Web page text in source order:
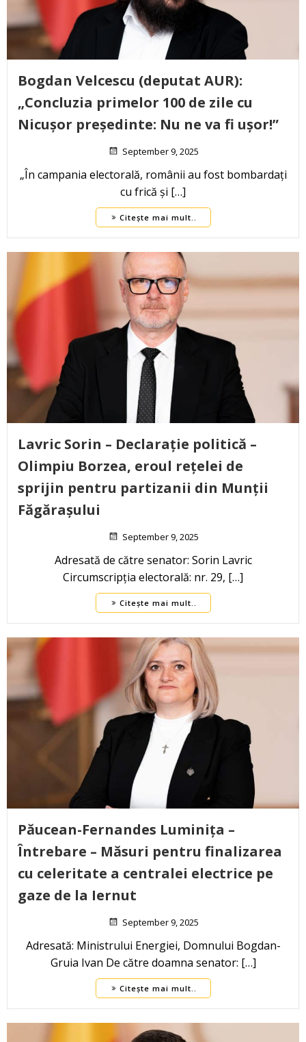
Bogdan Velcescu (deputat AUR):
„Concluzia primelor 100 de zile cu
Nicușor președinte: Nu ne va fi ușor!”
September 9, 2025
„În campania electorală, românii au fost bombardați
cu frică și […]
Citește mai mult..
Lavric Sorin – Declarație politică –
Olimpiu Borzea, eroul rețelei de
sprijin pentru partizanii din Munții
Făgărașului
September 9, 2025
Adresată de către senator: Sorin Lavric
Circumscripția electorală: nr. 29, […]
Citește mai mult..
Păucean-Fernandes Luminița –
Întrebare – Măsuri pentru finalizarea
cu celeritate a centralei electrice pe
gaze de la Iernut
September 9, 2025
Adresată: Ministrului Energiei, Domnului Bogdan-
Gruia Ivan De către doamna senator: […]
Citește mai mult..